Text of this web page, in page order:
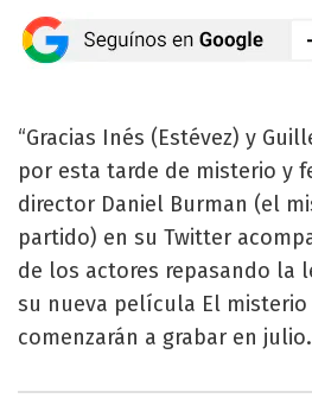
“Gracias Inés (Estévez) y
por esta tarde de misterio y
director Daniel Burman (el
partido) en su Twitter
de los actores repasando la
su nueva película El
comenzarán a grabar en julio.